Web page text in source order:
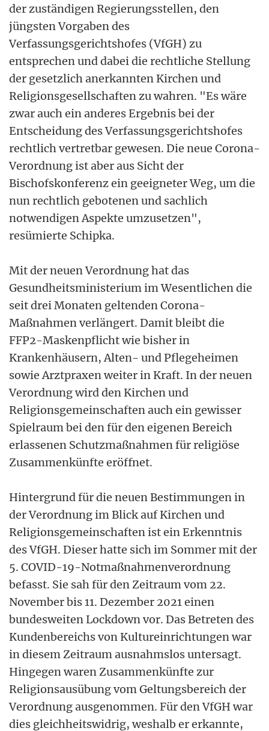
der zuständigen Regierungsstellen, den
jüngsten Vorgaben des
Verfassungsgerichtshofes (VfGH) zu
entsprechen und dabei die rechtliche Stellung
der gesetzlich anerkannten Kirchen und
Religionsgesellschaften zu wahren. "Es wäre
zwar auch ein anderes Ergebnis bei der
Entscheidung des Verfassungsgerichtshofes
rechtlich vertretbar gewesen. Die neue Corona-
Verordnung ist aber aus Sicht der
Bischofskonferenz ein geeigneter Weg, um die
nun rechtlich gebotenen und sachlich
notwendigen Aspekte umzusetzen",
resümierte Schipka.
Mit der neuen Verordnung hat das
Gesundheitsministerium im Wesentlichen die
seit drei Monaten geltenden Corona-
Maßnahmen verlängert. Damit bleibt die
FFP2-Maskenpflicht wie bisher in
Krankenhäusern, Alten- und Pflegeheimen
sowie Arztpraxen weiter in Kraft. In der neuen
Verordnung wird den Kirchen und
Religionsgemeinschaften auch ein gewisser
Spielraum bei den für den eigenen Bereich
erlassenen Schutzmaßnahmen für religiöse
Zusammenkünfte eröffnet.
Hintergrund für die neuen Bestimmungen in
der Verordnung im Blick auf Kirchen und
Religionsgemeinschaften ist ein Erkenntnis
des VfGH. Dieser hatte sich im Sommer mit der
5. COVID-19-Notmaßnahmenverordnung
befasst. Sie sah für den Zeitraum vom 22.
November bis 11. Dezember 2021 einen
bundesweiten Lockdown vor. Das Betreten des
Kundenbereichs von Kultureinrichtungen war
in diesem Zeitraum ausnahmslos untersagt.
Hingegen waren Zusammenkünfte zur
Religionsausübung vom Geltungsbereich der
Verordnung ausgenommen. Für den VfGH war
dies gleichheitswidrig, weshalb er erkannte,